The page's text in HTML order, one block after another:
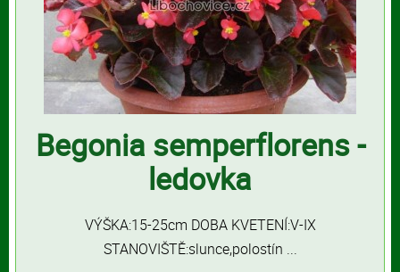
Begonia semperflorens -
ledovka
VÝŠKA:15-25cm DOBA KVETENÍ:V-IX
STANOVIŠTĚ:slunce,polostín ...